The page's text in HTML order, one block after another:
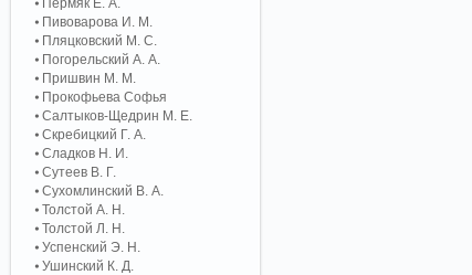
Пермяк Е. А.
Пивоварова И. М.
Пляцковский М. С.
Погорельский А. A.
Пришвин М. М.
Прокофьева Софья
Салтыков-Щедрин М. Е.
Скребицкий Г. А.
Сладков Н. И.
Сутеев В. Г.
Сухомлинский В. А.
Толстой А. Н.
Толстой Л. Н.
Успенский Э. Н.
Ушинский К. Д.